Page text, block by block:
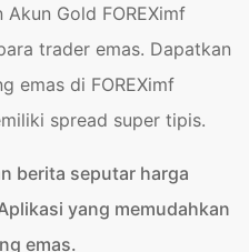
Akun Gold FOREXimf
trader emas. Dapatkan
emas di FOREXimf
spread super tipis.
berita seputar harga
yang memudahkan
emas.